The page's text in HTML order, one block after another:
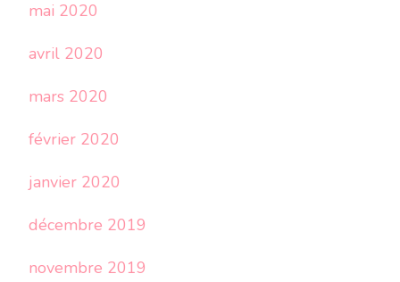
mai 2020
avril 2020
mars 2020
février 2020
janvier 2020
décembre 2019
novembre 2019